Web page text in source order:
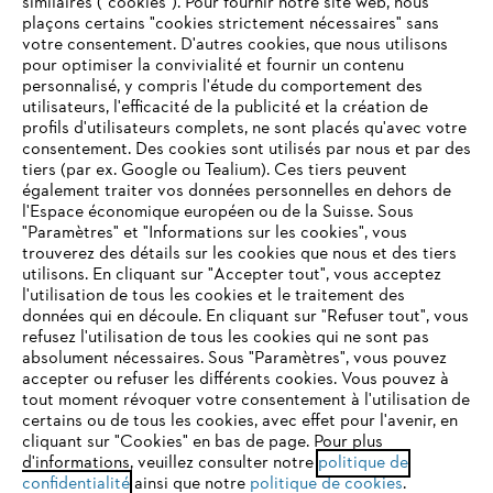
VOTRE NAVIGATEUR INTERNET
N'EST PLUS PRIS EN CHARGE
Vous utilisez un navigateur Internet que nous ne prenons plus
en charge, et certaines fonctionnalités de notre site ne
peuvent fonctionner correctement. Pour une utilisation
optimale de notre site, nous vous recommandons de passer à
l'un des navigateurs suivants :
plaçons certains "cookies strictement nécessaires" sans
votre consentement. D'autres cookies, que nous utilisons
pour optimiser la convivialité et fournir un contenu
personnalisé, y compris l'étude du comportement des
utilisateurs, l'efficacité de la publicité et la création de
profils d'utilisateurs complets, ne sont placés qu'avec votre
consentement. Des cookies sont utilisés par nous et par des
tiers (par ex. Google ou Tealium). Ces tiers peuvent
également traiter vos données personnelles en dehors de
l'Espace économique européen ou de la Suisse. Sous
"Paramètres" et "Informations sur les cookies", vous
trouverez des détails sur les cookies que nous et des tiers
utilisons. En cliquant sur "Accepter tout", vous acceptez
l'utilisation de tous les cookies et le traitement des
données qui en découle. En cliquant sur "Refuser tout", vous
refusez l'utilisation de tous les cookies qui ne sont pas
absolument nécessaires. Sous "Paramètres", vous pouvez
accepter ou refuser les différents cookies. Vous pouvez à
tout moment révoquer votre consentement à l'utilisation de
certains ou de tous les cookies, avec effet pour l'avenir, en
cliquant sur "Cookies" en bas de page. Pour plus
d'informations, veuillez consulter notre politique de
confidentialitéainsi que notre politique de cookies.